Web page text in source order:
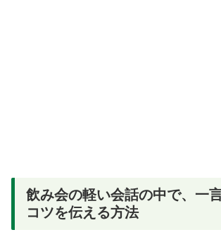
飲み会の軽い会話の中で、一
コツを伝える方法